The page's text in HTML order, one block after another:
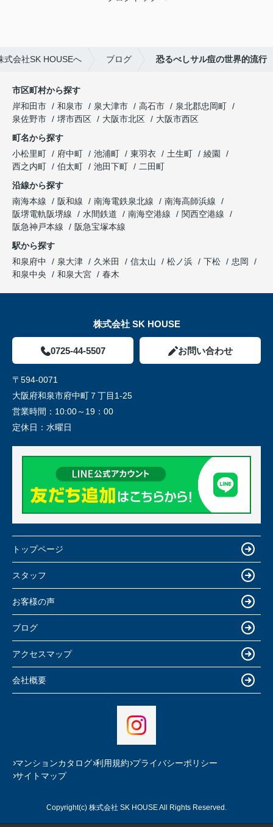
式会社SK HOUSEへ ブログ 恐るべしサル痘の世界的流行
市区町村から探す
岸和田市
和泉市 泉大津市 高石市
泉北郡忠岡町
泉佐野市
堺市西区 大阪市北区
大阪市西区
町名から探す
小松里町
府中町 池浦町 東羽衣 土生町
綾園
西之内町
伯太町 池田下町
二田町
沿線から探す
南海本線
阪和線 南海電鉄泉北線
南海高師浜線
阪堺電軌阪堺線
水間鉄道 南海空港線
関西空港線
阪急神戸本線
阪急宝塚本線
駅から探す
和泉府中
泉大津 久米田 信太山 松ノ浜 下松
忠岡
和泉中央
和泉大宮 春木
株式会社 SK HOUSE
0725-44-5507 お問い合わせ
〒594-0071
大阪府和泉市府中町７丁目1-25
営業時間： 10:00～19：00
定休日： 水曜日
トップページ
スタッフ
お客様の声
ブログ
アクセスマップ
会社概要
マンションカタログ 利用規約 プライバシーポリシー
サイトマップ
Copyright(c) 株式会社 SK HOUSE All Rights Reserved.